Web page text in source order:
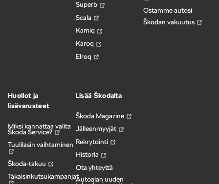
Superb
Scala
Kamiq
Karoq
Elroq
Ostamme autosi
Škodan vakuutus
Huollot ja
lisävarusteet
Miksi kannattaa valita
Škoda Service?
Tuulilasin vaihtaminen
Škoda-takuu
Takaisinkutsukampanjat
Lisää Škodalta
Škoda Magazine
Jälleenmyyjät
Rekrytointi
Historia
Ota yhteyttä
Autoalan uuden